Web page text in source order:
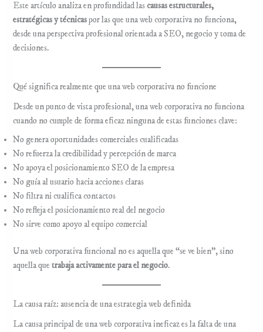
Este artículo analiza en profundidad lascausas estructurales,
estratégicas y técnicaspor las que una web corporativa no funciona,
desde una perspectiva profesional orientada a SEO, negocio y toma de
decisiones.
Qué significa realmente que una web corporativa no funcione
Desde un punto de vista profesional, una web corporativa no funciona
cuando no cumple de forma eficaz ninguna de estas funciones clave:
No genera oportunidades comerciales cualificadas
No refuerza la credibilidad y percepción de marca
No apoya el posicionamiento SEO de la empresa
No guía al usuario hacia acciones claras
No filtra ni cualifica contactos
No refleja el posicionamiento real del negocio
No sirve como apoyo al equipo comercial
Una web corporativa funcional no es aquella que “se ve bien”, sino
aquella quetrabaja activamente para el negocio.
La causa raíz: ausencia de una estrategia web definida
La causa principal de una web corporativa ineficaz es la falta de una